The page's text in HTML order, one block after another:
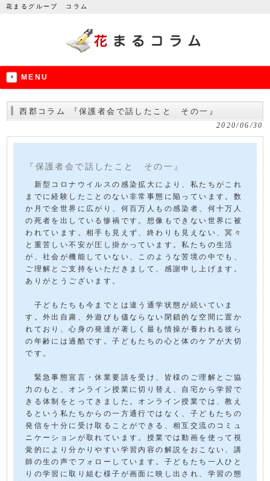
花まるグループ コラム
MENU
西郡コラム 『保護者会で話したこと その一』
2020/06/30
『保護者会で話したこと その一』
新型コロナウイルスの感染拡大により、私たちがこれ
までに経験したことのない非常事態に陥っています。数
か月で全世界に広がり、何百万人もの感染者、何十万人
の死者を出している惨禍です。想像もできない世界に被
われています。相手も見えず、終わりも見えない、冥々
と重苦しい不安が圧し掛かっています。私たちの生活
が、社会が機能していない、このような苦境の中でも、
ご理解とご支持をいただきまして、感謝申し上げます。
ありがとうございます。
子どもたちも今までとは違う通学状態が続いていま
す。外出自粛、外遊びも儘ならない閉鎖的な空間に置か
れており、心身の発達が著しく最も情操が養われる彼ら
の年齢には過酷です。子どもたちの心と体のケアが大切
です。
緊急事態宣言・休業要請を受け、皆様のご理解とご協
力のもと、オンライン授業に切り替え、自宅から学習で
きる体制をとってきました。オンライン授業では、教え
るという私たちからの一方通行ではなく、子どもたちの
発信を十分に受け取ることができる、相互交流のコミュ
ニケーションが取れています。授業では動画を使って視
覚的により分かりやすい学習内容の解説をおこない、講
師の生の声でフォローしています。子どもたち一人ひと
りの学習に取り組む様子が画面に映し出され、学習の態